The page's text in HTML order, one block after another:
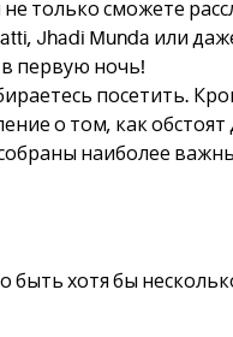
только сможете
Jhadi Munda или
первую ночь!
посетить.
о том, как обстоят
наиболее
быть хотя бы